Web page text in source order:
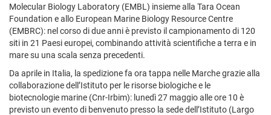
Molecular Biology Laboratory (EMBL) insieme alla Tara Ocean
Foundation e allo European Marine Biology Resource Centre
(EMBRC): nel corso di due anni è previsto il campionamento di 120
siti in 21 Paesi europei, combinando attività scientifiche a terra e in
mare su una scala senza precedenti.
Da aprile in Italia, la spedizione fa ora tappa nelle Marche grazie alla
collaborazione dell’Istituto per le risorse biologiche e le
biotecnologie marine (Cnr-Irbim): lunedì 27 maggio alle ore 10 è
previsto un evento di benvenuto presso la sede dell’Istituto (Largo